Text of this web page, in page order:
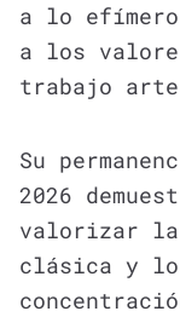
a lo
a los
trabajo
Su
2026
valorizar
clásica y